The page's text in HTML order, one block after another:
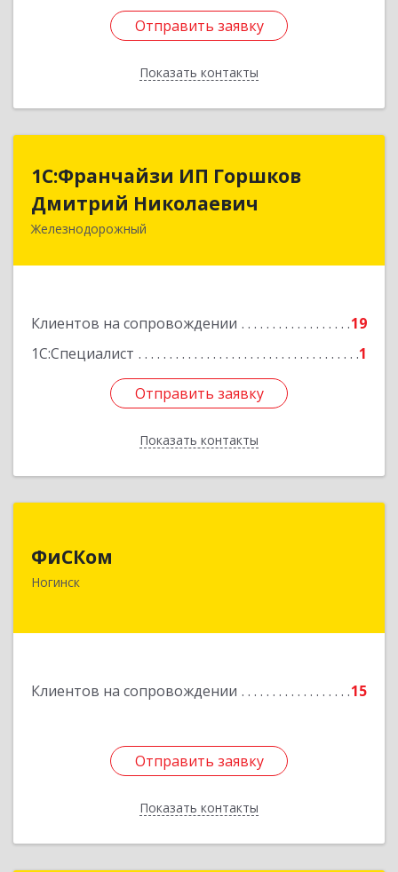
Отправить заявку
Показать контакты
Отправить заявку
Назад
1С:Франчайзи ИП Горшков
Дмитрий Николаевич
Железнодорожный
Клиентов на сопровождении
19
1С:Специалист
1
Отправить заявку
Показать контакты
1С:Франчайзи ИП Горшков
Дмитрий Николаевич
143980, Московская обл, Железнодорожный г,
Отправить заявку
Назад
ФиСКом
Ногинск
Клиентов на сопровождении 15
Отправить заявку
Показать контакты
Подробнее
Отправить заявку
Назад